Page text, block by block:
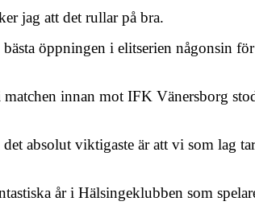
jag att det rullar på bra.
öppningen i elitserien någonsin
innan mot IFK Vänersborg
absolut viktigaste är att vi som lag
år i Hälsingeklubben som